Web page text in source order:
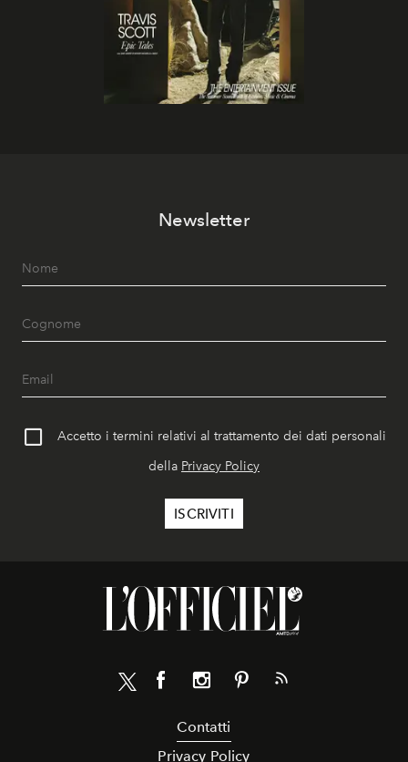
Newsletter
Accetto i termini relativi al trattamento dei dati personali
della Privacy Policy
Contatti
Privacy Policy